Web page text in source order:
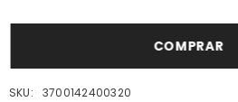
cantidad
{{
&quot;Aumentar
cantidad
{{
COMPRAR
SKU:
3700142400320